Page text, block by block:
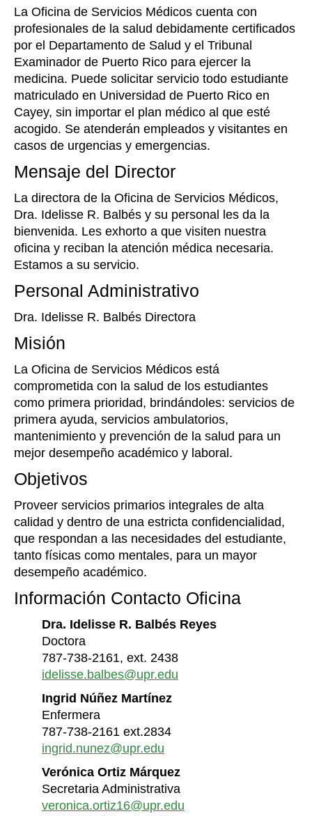
La Oficina de Servicios Médicos cuenta con
profesionales de la salud debidamente certificados
por el Departamento de Salud y el Tribunal
Examinador de Puerto Rico para ejercer la
medicina. Puede solicitar servicio todo estudiante
matriculado en Universidad de Puerto Rico en
Cayey, sin importar el plan médico al que esté
acogido. Se atenderán empleados y visitantes en
casos de urgencias y emergencias.
Mensaje del Director
La directora de la Oficina de Servicios Médicos,
Dra. Idelisse R. Balbés y su personal les da la
bienvenida. Les exhorto a que visiten nuestra
oficina y reciban la atención médica necesaria.
Estamos a su servicio.
Personal Administrativo
Dra. Idelisse R. Balbés Directora
Misión
La Oficina de Servicios Médicos está
comprometida con la salud de los estudiantes
como primera prioridad, brindándoles: servicios de
primera ayuda, servicios ambulatorios,
mantenimiento y prevención de la salud para un
mejor desempeño académico y laboral.
Objetivos
Proveer servicios primarios integrales de alta
calidad y dentro de una estricta confidencialidad,
que respondan a las necesidades del estudiante,
tanto físicas como mentales, para un mayor
desempeño académico.
Información Contacto Oficina
Dra. Idelisse R. Balbés Reyes
Doctora
787-738-2161, ext. 2438
idelisse.balbes@upr.edu
Ingrid Núñez Martínez
Enfermera
787-738-2161 ext.2834
ingrid.nunez@upr.edu
Verónica Ortiz Márquez
Secretaria Administrativa
veronica.ortiz16@upr.edu